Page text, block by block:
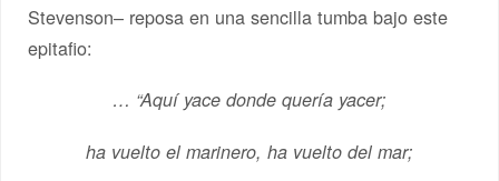
Stevenson– reposa en una sencilla tumba bajo este
epitafio:
… “Aquí yace donde quería yacer;
ha vuelto el marinero, ha vuelto del mar;